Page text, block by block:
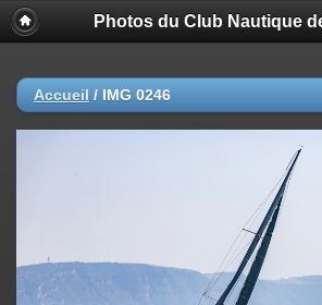
Photos du Club Nautique
Accueil / IMG 0246